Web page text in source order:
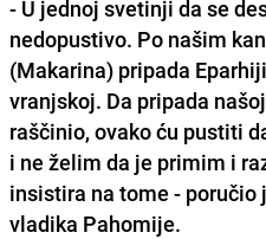
- U jednoj svetinji da se
nedopustivo. Po našim
(Makarina) pripada
vranjskoj. Da pripada
raščinio, ovako ću pustiti
i ne želim da je primim i
insistira na tome -
vladika Pahomije.